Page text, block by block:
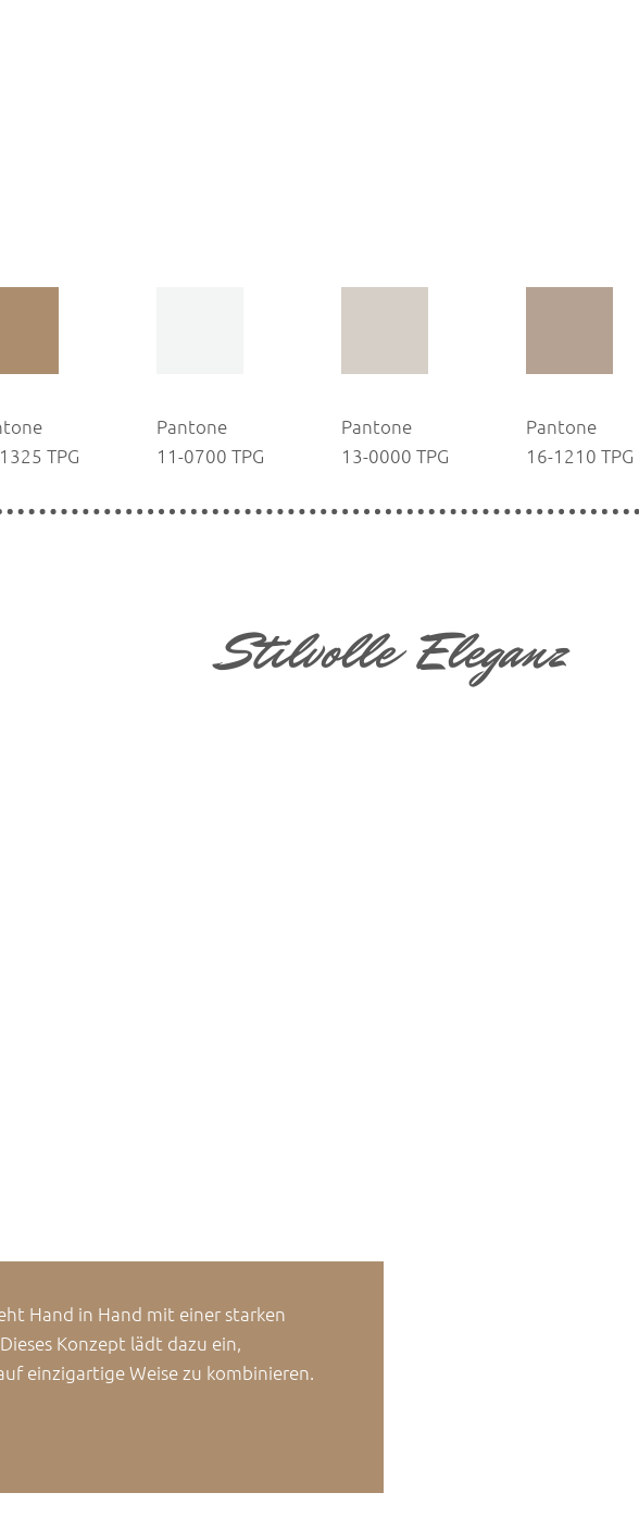
TPG
Pantone
11-0700 TPG
Pantone
13-0000 TPG
Pantone
16-1210 TPG
Stilvolle Eleganz
Hand in Hand mit einer starken
Konzept lädt dazu ein,
einzigartige Weise zu kombinieren.